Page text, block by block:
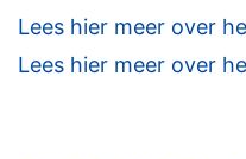
Lees hier meer over
Lees hier meer over